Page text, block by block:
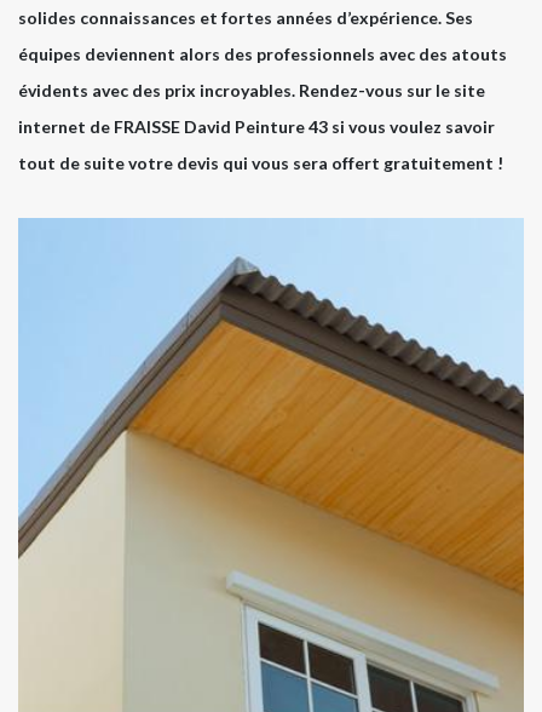
solides connaissances et fortes années d’expérience. Ses
équipes deviennent alors des professionnels avec des atouts
évidents avec des prix incroyables. Rendez-vous sur le site
internet de FRAISSE David Peinture 43 si vous voulez savoir
tout de suite votre devis qui vous sera offert gratuitement !